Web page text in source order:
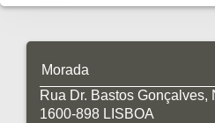
Morada
Rua Dr. Bastos Gonçalves,
1600-898 LISBOA